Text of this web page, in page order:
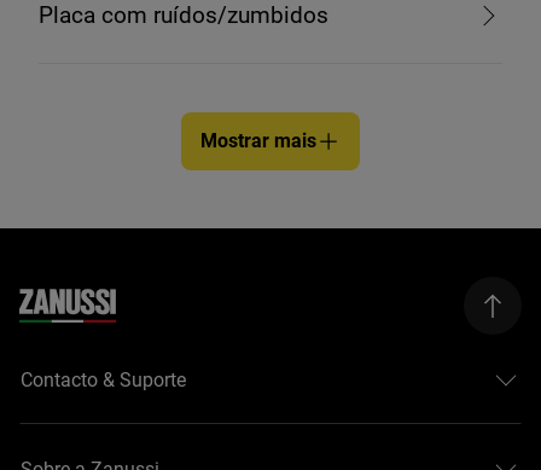
Placa com ruídos/zumbidos
Mostrar mais
Contacto & Suporte